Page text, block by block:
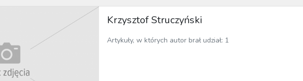
Krzysztof Struczyński
Artykuły, w których autor brał udział: 1